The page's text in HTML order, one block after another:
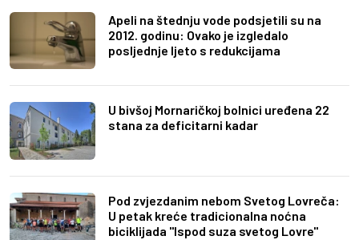
Apeli na štednju vode podsjetili su na
2012. godinu: Ovako je izgledalo
posljednje ljeto s redukcijama
U bivšoj Mornaričkoj bolnici uređena 22
stana za deficitarni kadar
Pod zvjezdanim nebom Svetog Lovreča:
U petak kreće tradicionalna noćna
biciklijada "Ispod suza svetog Lovre"